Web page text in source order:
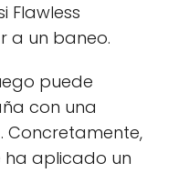
Flawless
a un baneo.
puede
con una
Concretamente,
ha aplicado un